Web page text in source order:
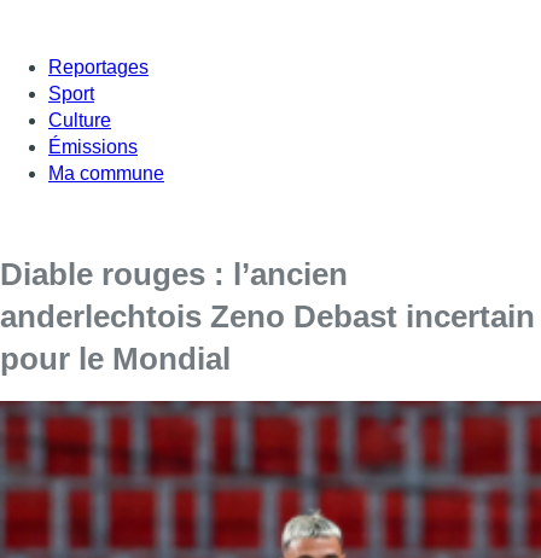
Reportages
Sport
Culture
Émissions
Ma commune
Diable rouges : l’ancien
anderlechtois Zeno Debast incertain
pour le Mondial